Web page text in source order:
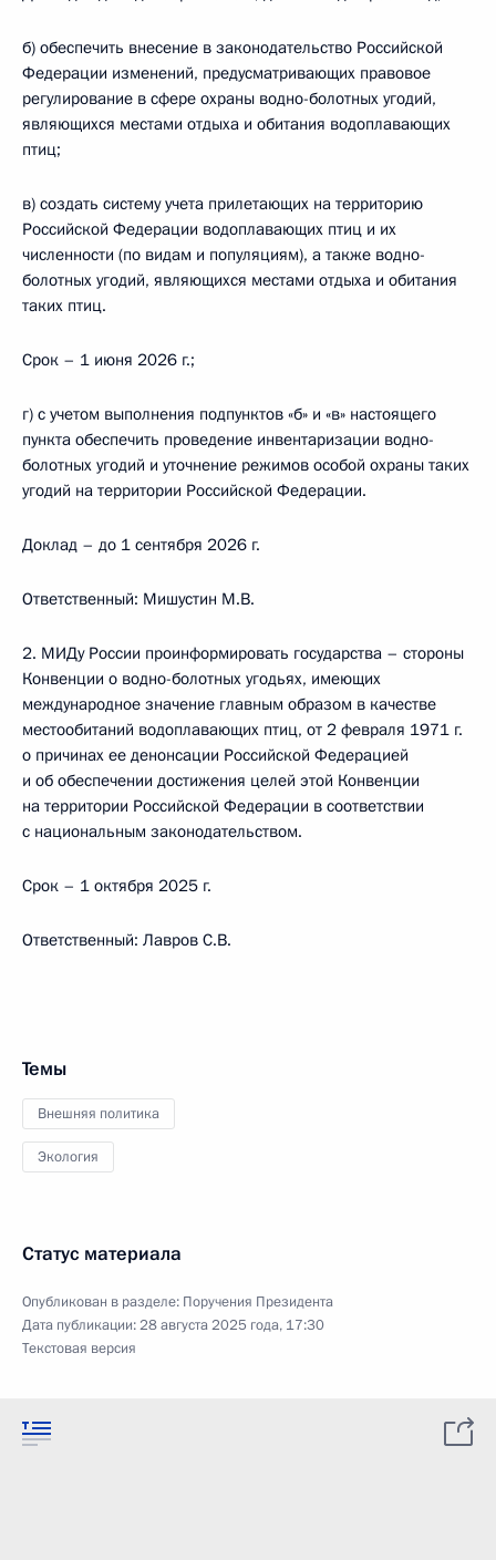
б) обеспечить внесение в законодательство Российской
Федерации изменений, предусматривающих правовое
регулирование в сфере охраны водно-болотных угодий,
являющихся местами отдыха и обитания водоплавающих
птиц;
в) создать систему учета прилетающих на территорию
Российской Федерации водоплавающих птиц и их
численности (по видам и популяциям), а также водно-
болотных угодий, являющихся местами отдыха и обитания
таких птиц.
Срок – 1 июня 2026 г.;
г) с учетом выполнения подпунктов «б» и «в» настоящего
пункта обеспечить проведение инвентаризации водно-
болотных угодий и уточнение режимов особой охраны таких
угодий на территории Российской Федерации.
Доклад – до 1 сентября 2026 г.
Ответственный: Мишустин М.В.
2. МИДу России проинформировать государства – стороны
Конвенции о водно-болотных угодьях, имеющих
международное значение главным образом в качестве
местообитаний водоплавающих птиц, от 2 февраля 1971 г.
о причинах ее денонсации Российской Федерацией
и об обеспечении достижения целей этой Конвенции
на территории Российской Федерации в соответствии
с национальным законодательством.
Срок – 1 октября 2025 г.
Ответственный: Лавров С.В.
Темы
Внешняя политика
Экология
Статус материала
Опубликован в разделе: Поручения Президента
Дата публикации:28 августа 2025 года, 17:30
Текстовая версия